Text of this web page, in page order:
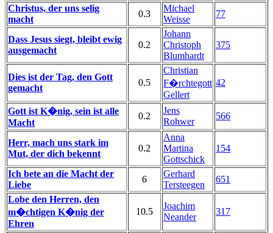
Christus, der uns selig
macht
0.3
Michael
Weisse
77
Dass Jesus siegt, bleibt ewig
ausgemacht
0.2
Johann
Christoph
Blumhardt
375
Dies ist der Tag, den Gott
gemacht
0.5
Christian
F�rchtegott
Gellert
42
Gott ist K�nig, sein ist alle
Macht
0.2
Jens
Rohwer
566
Herr, mach uns stark im
Mut, der dich bekennt
0.2
Anna
Martina
Gottschick
154
Ich bete an die Macht der
Liebe
6
Gerhard
Tersteegen
651
Lobe den Herren, den
m�chtigen K�nig der
Ehren
10.5
Joachim
Neander
317